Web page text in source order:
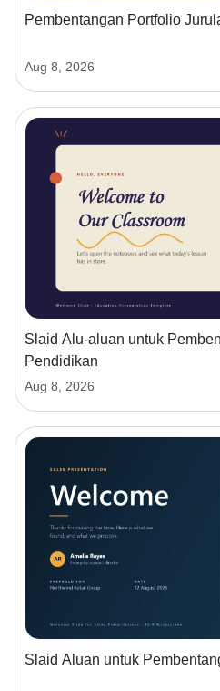
Pembentangan Portfolio
Aug 8, 2026
Slaid Alu-aluan untuk
Pendidikan
Aug 8, 2026
Slaid Aluan untuk